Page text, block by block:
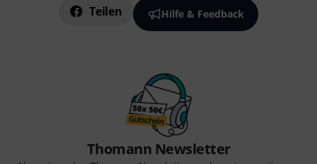
Teilen Hilfe & Feedback
Thomann Newsletter